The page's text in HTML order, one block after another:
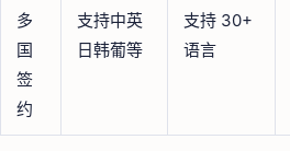
多
国
签
约
支持中英
日韩葡等
支持 30+
语言